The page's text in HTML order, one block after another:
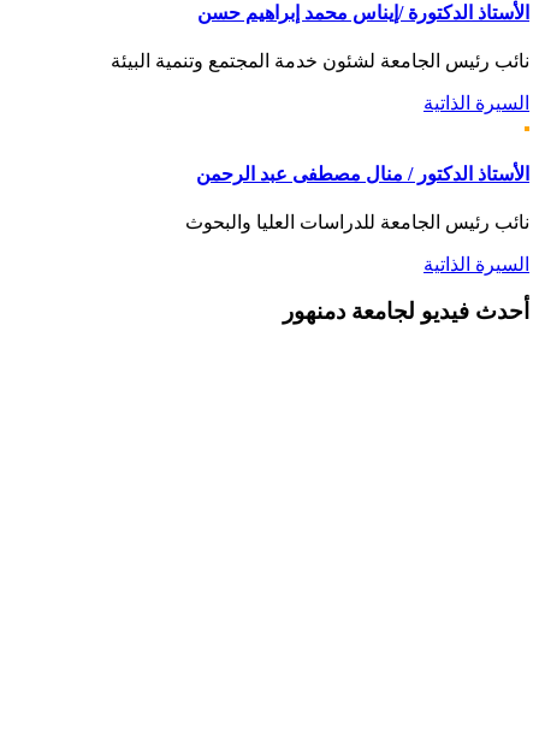
الأستاذ الدكتورة /إيناس محمد إبراهيم حسن
نائب رئيس الجامعة لشئون خدمة المجتمع وتنمية البيئة
السيرة الذاتية
الأستاذ الدكتور / منال مصطفى عبد الرحمن
نائب رئيس الجامعة للدراسات العليا والبحوث
السيرة الذاتية
أحدث فيديو لجامعة دمنهور